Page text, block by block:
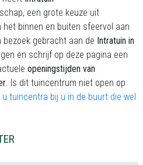
een grote keuze uit
binnen en buiten sfeervol aan
gebracht aan de Intratuin in
en schrijf op deze pagina een
openingstijden van
. Is dit tuincentrum niet open op
tuincentra bij u in de buurt die wel